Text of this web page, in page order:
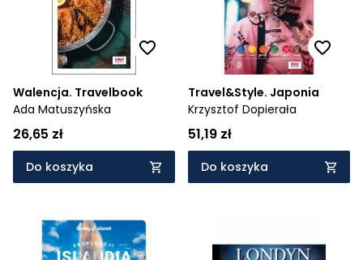
Walencja. Travelbook
Ada Matuszyńska
26,65 zł
Do koszyka
Travel&Style. Japonia
Krzysztof Dopierała
51,19 zł
Do koszyka